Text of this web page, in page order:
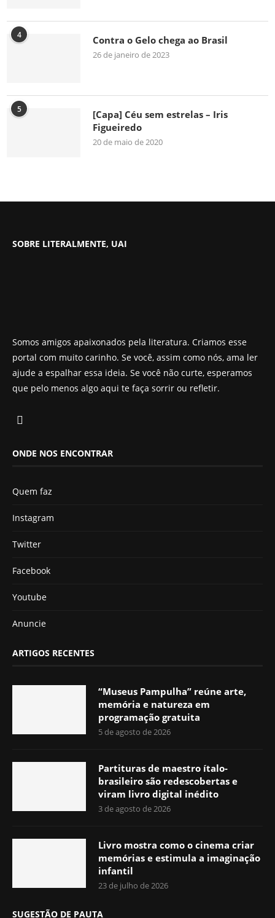
4 Contra o Gelo chega ao Brasil
26 de janeiro de 2023
5
[Capa] Céu sem estrelas – Iris
Figueiredo
20 de maio de 2020
SOBRE LITERALMENTE, UAI
Somos amigos apaixonados pela literatura. Criamos esse
portal com muito carinho. Se você, assim como nós, ama ler
ajude a espalhar essa ideia. Se você não curte, esperamos
que pelo menos algo aqui te faça sorrir ou refletir.
ONDE NOS ENCONTRAR
Quem faz
Instagram
Twitter
Facebook
Youtube
Anuncie
ARTIGOS RECENTES
“Museus Pampulha” reúne arte,
memória e natureza em
programação gratuita
5 de agosto de 2026
Partituras de maestro ítalo-
brasileiro são redescobertas e
viram livro digital inédito
3 de agosto de 2026
Livro mostra como o cinema criar
memórias e estimula a imaginação
infantil
23 de julho de 2026
SUGESTÃO DE PAUTA